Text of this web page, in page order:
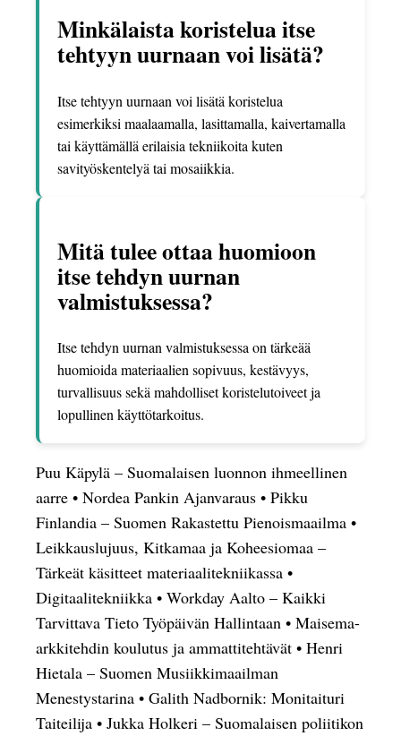
Minkälaista koristelua itse
tehtyyn uurnaan voi lisätä?
Itse tehtyyn uurnaan voi lisätä koristelua
esimerkiksi maalaamalla, lasittamalla, kaivertamalla
tai käyttämällä erilaisia tekniikoita kuten
savityöskentelyä tai mosaiikkia.
Mitä tulee ottaa huomioon
itse tehdyn uurnan
valmistuksessa?
Itse tehdyn uurnan valmistuksessa on tärkeää
huomioida materiaalien sopivuus, kestävyys,
turvallisuus sekä mahdolliset koristelutoiveet ja
lopullinen käyttötarkoitus.
Puu Käpylä – Suomalaisen luonnon ihmeellinen
aarre • Nordea Pankin Ajanvaraus • Pikku
Finlandia – Suomen Rakastettu Pienoismaailma •
Leikkauslujuus, Kitkamaa ja Koheesiomaa –
Tärkeät käsitteet materiaalitekniikassa •
Digitaalitekniikka • Workday Aalto – Kaikki
Tarvittava Tieto Työpäivän Hallintaan • Maisema-
arkkitehdin koulutus ja ammattitehtävät • Henri
Hietala – Suomen Musiikkimaailman
Menestystarina • Galith Nadbornik: Monitaituri
Taiteilija • Jukka Holkeri – Suomalaisen poliitikon